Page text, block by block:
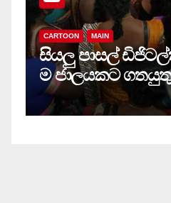
CARTOON MAIN
සියලු‍ පාසල්
ම ජාලයකට